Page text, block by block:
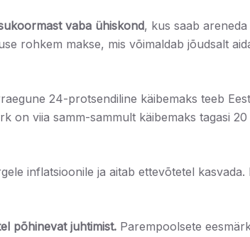
vaba ühiskond, kus saab areneda
rohkem makse, mis võimaldab jõudsalt
24-protsendiline käibemaks teeb
on viia samm-sammult käibemaks tagasi
inflatsioonile ja aitab ettevõtetel kasvada.
põhinevat juhtimist.Parempoolsete